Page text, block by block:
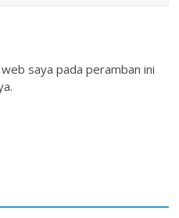
saya pada peramban ini